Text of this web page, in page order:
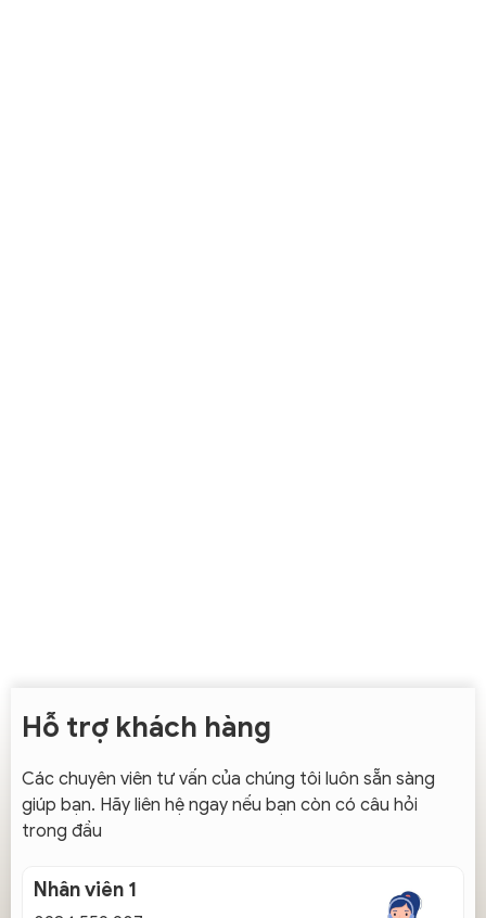
Hỗ trợ khách hàng
Các chuyên viên tư vấn của chúng tôi luôn sẵn sàng
giúp bạn. Hãy liên hệ ngay nếu bạn còn có câu hỏi
trong đầu
Nhân viên 1